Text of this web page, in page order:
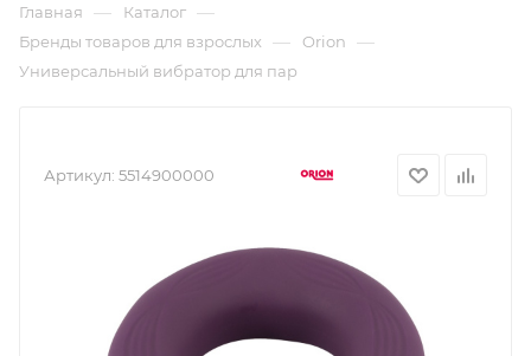
Главная — Каталог —
Бренды товаров для взрослых — Orion —
Универсальный вибратор для пар
Артикул: 5514900000